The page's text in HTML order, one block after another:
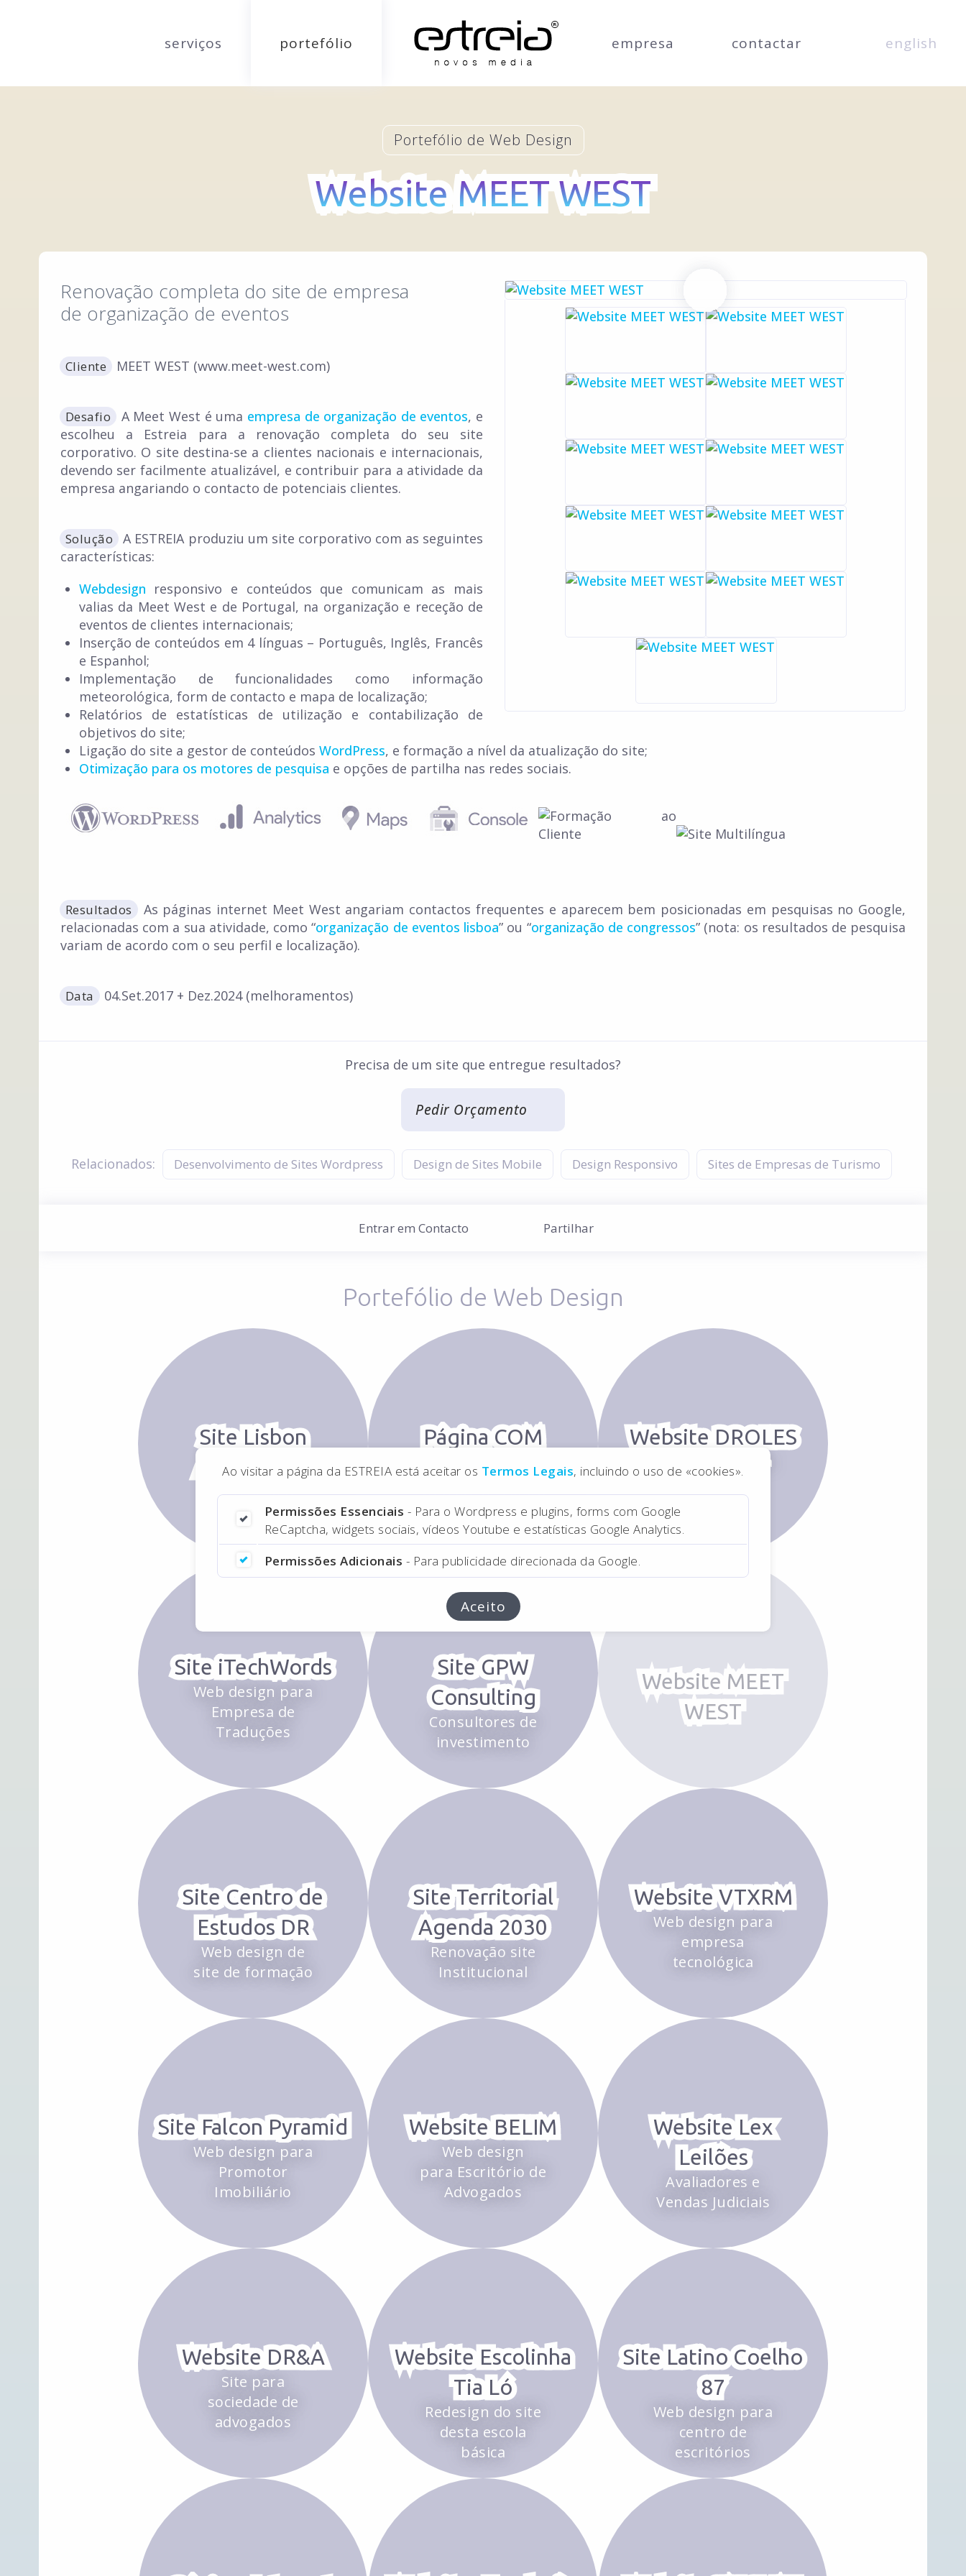
serviços portefólio empresa contactar english
Portefólio de Web Design
Website MEET WEST
Website MEET WEST
Renovação completa do site de empresa
de organização de eventos
Cliente MEET WEST (www.meet-west.com)
Desafio A Meet West é uma empresa de organização de eventos, e
escolheu a Estreia para a renovação completa do seu site
corporativo. O site destina-se a clientes nacionais e internacionais,
devendo ser facilmente atualizável, e contribuir para a atividade da
empresa angariando o contacto de potenciais clientes.
Solução
A ESTREIA produziu um site corporativo com as seguintes
características:
Webdesign responsivo e conteúdos que comunicam as mais
valias da Meet West e de Portugal, na organização e receção de
eventos de clientes internacionais;
Inserção de conteúdos em 4 línguas – Português, Inglês, Francês
e Espanhol;
Implementação de funcionalidades como informação
meteorológica, form de contacto e mapa de localização;
Relatórios de estatísticas de utilização e contabilização de
objetivos do site;
Ligação do site a gestor de conteúdos WordPress, e formação a nível da atualização do site;
Otimização para os motores de pesquisa e opções de partilha nas redes sociais.
Resultados
As páginas internet Meet West angariam contactos frequentes e aparecem bem posicionadas em pesquisas no Google,
relacionadas com a sua atividade, como “organização de eventos lisboa” ou “organização de congressos” (nota: os resultados de pesquisa
variam de acordo com o seu perfil e localização).
Data 04.Set.2017 + Dez.2024 (melhoramentos)
Precisa de um site que entregue resultados?
Pedir Orçamento
Relacionados: Desenvolvimento de Sites Wordpress Design de Sites Mobile Design Responsivo Sites de Empresas de Turismo
Entrar em Contacto
Portefólio de Web Design
Site Lisbon
Apartments
Web design
de site de
alojamento
Página COM
CORPUS
Website de clínica
desportiva
Website DROLES
Design web para
contabilistas
Site iTechWords
Web design para
Empresa de
Traduções
Site GPW
Consulting
Consultores de
investimento
Website MEET
WEST
Site Centro de
Estudos DR
Web design de
site de formação
Site Territorial
Agenda 2030
Renovação site
Institucional
Website VTXRM
Web design para
empresa
tecnológica
Site Falcon Pyramid
Web design para
Promotor
Imobiliário
Website BELIM
Web design
para Escritório de
Advogados
Website Lex
Leilões
Avaliadores e
Vendas Judiciais
Website DR&A
Site para
sociedade de
advogados
Website Escolinha
Tia Ló
Redesign do site
desta escola
básica
Site Latino Coelho
87
Web design para
centro de
escritórios
Ao visitar a página da ESTREIA está aceitar os Termos Legais, incluindo o uso de «cookies».
Permissões Essenciais - Para o Wordpress e plugins, forms com Google
ReCaptcha, widgets sociais, vídeos Youtube e estatísticas Google Analytics.
Permissões Adicionais - Para publicidade direcionada da Google.
Aceito